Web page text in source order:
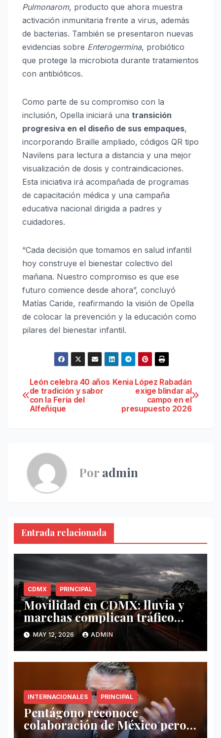
Pulmonarom, producto que ahora muestra
activación inmunitaria frente a virus, además
de bacterias. También se presentaron nuevas
evidencias sobre Enterogermina, probiótico
que protege la microbiota durante tratamientos
con antibióticos.
Como parte de su compromiso con la
inclusión, Opella iniciará una transición
progresiva en el diseño de sus empaques,
incorporando Braille ampliado, códigos QR tipo
Navilens para lectura a distancia y una mejor
visualización de dosis y contraindicaciones.
Esta iniciativa irá acompañada de programas
de capacitación médica y una campaña
educativa nacional dirigida a padres y
cuidadores.
“Cada decisión que tomamos en salud infantil
hoy construye el bienestar colectivo del
mañana. Nuestro compromiso es que ese
futuro comience desde ahora”, concluyó
Matías Caride, reafirmando la visión de Opella
de colocar la prevención y la educación como
pilares del bienestar infantil.
Navegación
de
Kenia López Rabadán
exige blindar al
campo en el
presupuesto 2026
León celebra 40 años
de tradición y sabor
con la Feria del
Alfeñique
Por admin
Entrada relacionada
CDMX PRINCIPAL
Movilidad en CDMX: lluvia y
marchas complican tráfico
este 12 de mayo
MAY 12, 2026 ADMIN
INTERNACIONALES PRINCIPAL
Pentágono reconoce
colaboración de México pero